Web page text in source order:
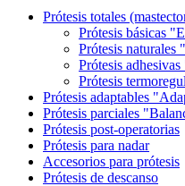
Prótesis totales
Prótesis básicas
Prótesis naturales
Prótesis
Prótesis
Prótesis adaptables
Prótesis parciales
Prótesis post-operatorias
Prótesis para nadar
Accesorios para prótesis
Prótesis de descanso